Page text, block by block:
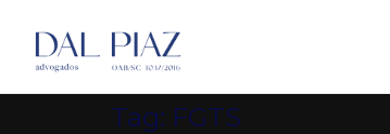
Tag: FGTS